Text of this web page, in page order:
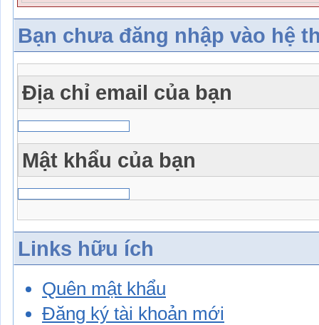
Bạn chưa đăng nhập vào hệ
Địa chỉ email của bạn
Mật khẩu của bạn
Links hữu ích
Quên mật khẩu
Đăng ký tài khoản mới